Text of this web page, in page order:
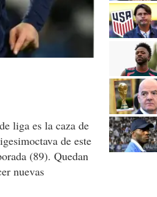
liga es la caza de
de este
(89). Quedan
nuevas